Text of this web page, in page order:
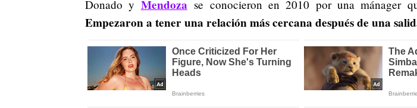
Donado y Mendozase conocieron en 2010 por una mánager
Empezaron a tener una relación más cercana después de una